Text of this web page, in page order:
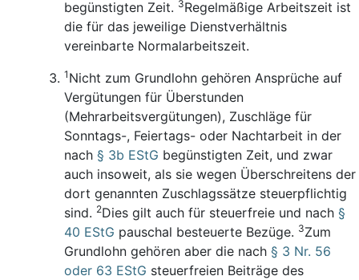
begünstigten Zeit. 3Regelmäßige Arbeitszeit ist
die für das jeweilige Dienstverhältnis
vereinbarte Normalarbeitszeit.
1 Nicht zum Grundlohn gehören Ansprüche auf
Vergütungen für Überstunden
(Mehrarbeitsvergütungen), Zuschläge für
Sonntags-, Feiertags- oder Nachtarbeit in der
nach § 3b EStG begünstigten Zeit, und zwar
auch insoweit, als sie wegen Überschreitens der
dort genannten Zuschlagssätze steuerpflichtig
sind. 2Dies gilt auch für steuerfreie und nach §
40 EStG pauschal besteuerte Bezüge. 3Zum
Grundlohn gehören aber die nach § 3 Nr. 56
oder 63 EStG steuerfreien Beiträge des